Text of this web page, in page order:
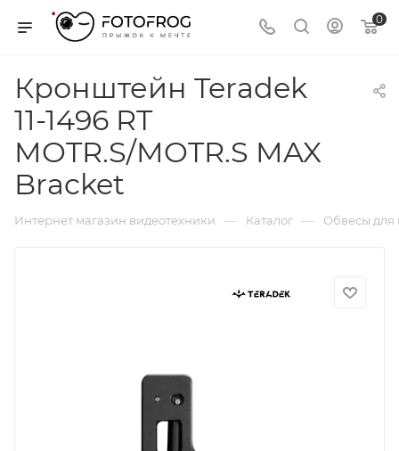
0
Кронштейн Teradek
11-1496 RT
MOTR.S/MOTR.S MAX
Bracket
Интернет магазин видеотехники — Каталог — Обвесы для